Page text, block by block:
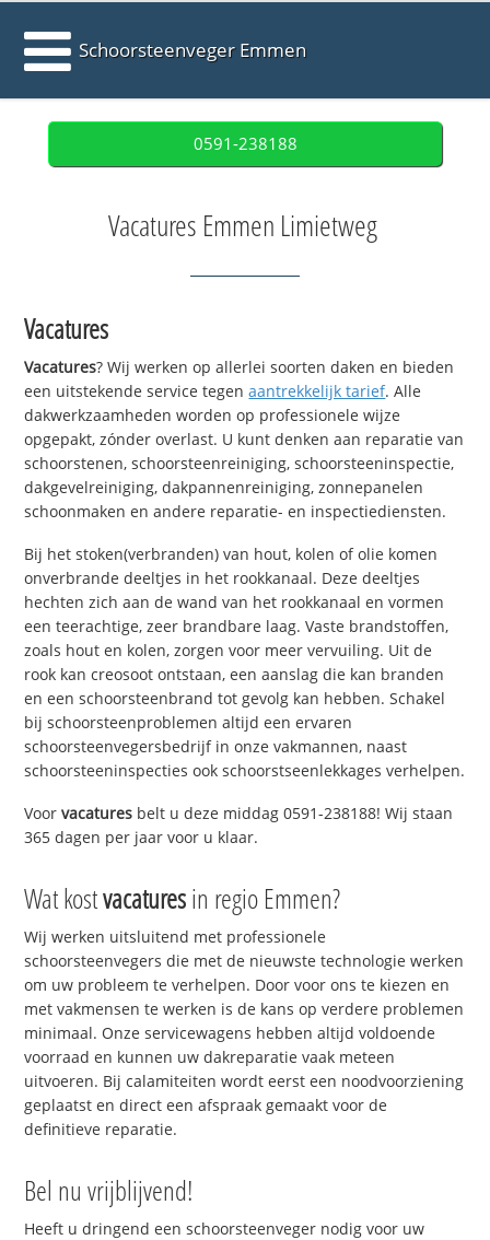
Schoorsteenveger Emmen
0591-238188
Vacatures Emmen Limietweg
Vacatures
Vacatures? Wij werken op allerlei soorten daken en bieden
een uitstekende service tegenaantrekkelijk tarief. Alle
dakwerkzaamheden worden op professionele wijze
opgepakt, zónder overlast. U kunt denken aan reparatie van
schoorstenen, schoorsteenreiniging, schoorsteeninspectie,
dakgevelreiniging, dakpannenreiniging, zonnepanelen
schoonmaken en andere reparatie- en inspectiediensten.
Bij het stoken(verbranden) van hout, kolen of olie komen
onverbrande deeltjes in het rookkanaal. Deze deeltjes
hechten zich aan de wand van het rookkanaal en vormen
een teerachtige, zeer brandbare laag. Vaste brandstoffen,
zoals hout en kolen, zorgen voor meer vervuiling. Uit de
rook kan creosoot ontstaan, een aanslag die kan branden
en een schoorsteenbrand tot gevolg kan hebben. Schakel
bij schoorsteenproblemen altijd een ervaren
schoorsteenvegersbedrijf in onze vakmannen, naast
schoorsteeninspecties ook schoorstseenlekkages verhelpen.
Voorvacatures belt u deze middag 0591-238188! Wij staan
365 dagen per jaar voor u klaar.
Wat kostvacaturesin regio Emmen?
Wij werken uitsluitend met professionele
schoorsteenvegers die met de nieuwste technologie werken
om uw probleem te verhelpen. Door voor ons te kiezen en
met vakmensen te werken is de kans op verdere problemen
minimaal. Onze servicewagens hebben altijd voldoende
voorraad en kunnen uw dakreparatie vaak meteen
uitvoeren. Bij calamiteiten wordt eerst een noodvoorziening
geplaatst en direct een afspraak gemaakt voor de
definitieve reparatie.
Bel nu vrijblijvend!
Heeft u dringend een schoorsteenveger nodig voor uw